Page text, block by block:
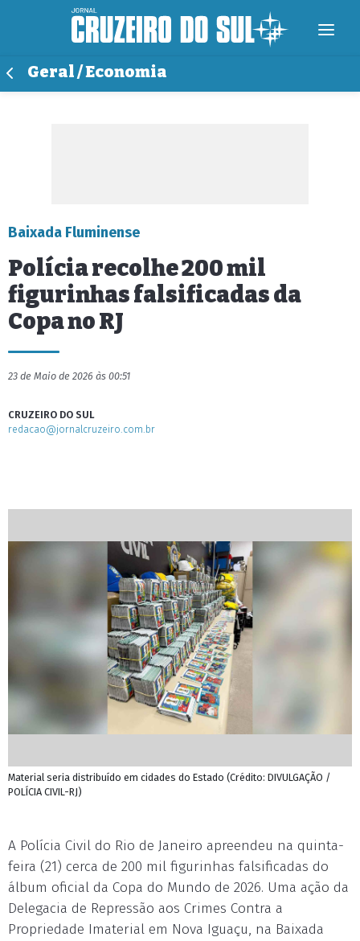
Geral / Economia
Baixada Fluminense
Polícia recolhe 200 mil
figurinhas falsificadas da
Copa no RJ
23 de Maio de 2026 às 00:51
CRUZEIRO DO SUL
redacao@jornalcruzeiro.com.br
Material seria distribuído em cidades do Estado (Crédito: DIVULGAÇÃO /
POLÍCIA CIVIL-RJ)
A Polícia Civil do Rio de Janeiro apreendeu na quinta-
feira (21) cerca de 200 mil figurinhas falsificadas do
álbum oficial da Copa do Mundo de 2026. Uma ação da
Delegacia de Repressão aos Crimes Contra a
Propriedade Imaterial em Nova Iguaçu, na Baixada